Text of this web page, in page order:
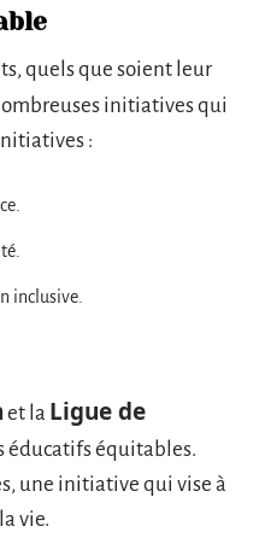
quels que soient leur
initiatives qui
:
inclusive.
et la Ligue de
éducatifs équitables.
une initiative qui vise à
vie.